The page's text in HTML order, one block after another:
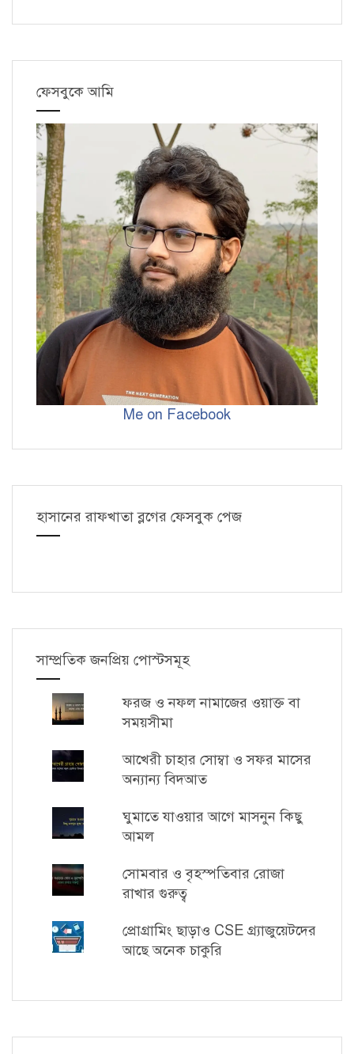
ফেসবুকে আমি
Me on Facebook
হাসানের রাফখাতা ব্লগের ফেসবুক পেজ
সাম্প্রতিক জনপ্রিয় পোস্টসমূহ
ফরজ ও নফল নামাজের ওয়াক্ত বা
সময়সীমা
আখেরী চাহার সোম্বা ও সফর মাসের
অন্যান্য বিদআত
ঘুমাতে যাওয়ার আগে মাসনুন কিছু
আমল
সোমবার ও বৃহস্পতিবার রোজা
রাখার গুরুত্ব
প্রোগ্রামিং ছাড়াও CSE গ্র্যাজুয়েটদের
আছে অনেক চাকুরি